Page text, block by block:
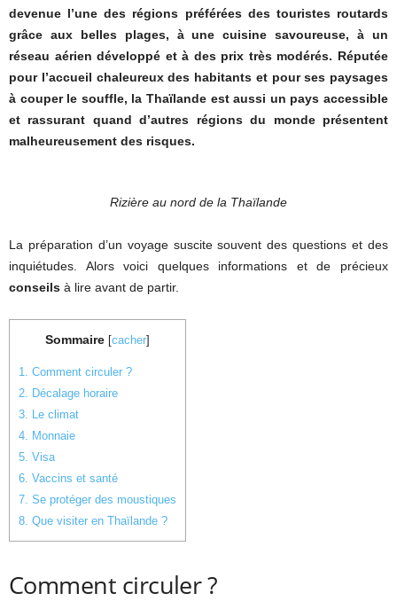
devenue l’une des régions préférées des touristes routards
grâce aux belles plages, à une cuisine savoureuse, à un
réseau aérien développé et à des prix très modérés. Réputée
pour l’accueil chaleureux des habitants et pour ses paysages
à couper le souffle, la Thaïlande est aussi un pays accessible
et rassurant quand d’autres régions du monde présentent
malheureusement des risques.
Rizière au nord de la Thaïlande
La préparation d’un voyage suscite souvent des questions et des
inquiétudes. Alors voici quelques informations et de précieux
conseils à lire avant de partir.
Sommaire cacher
1. Comment circuler ?
2. Décalage horaire
3. Le climat
4. Monnaie
5. Visa
6. Vaccins et santé
7. Se protéger des moustiques
8. Que visiter en Thaïlande ?
Comment circuler ?